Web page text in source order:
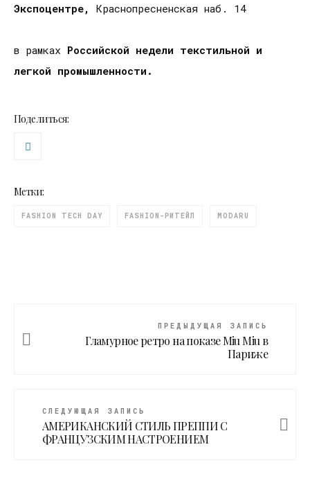
Экспоцентре, Краснопресненская наб. 14
в рамках Российской недели текстильной и
легкой промышленности.
Поделиться:
Метки:
FASHION TECH DAY FASHION-РИТЕЙЛ MODARU
ПРЕДЫДУЩАЯ ЗАПИСЬ
Гламурное ретро на показе Miu Miu в
Париже
СЛЕДУЮЩАЯ ЗАПИСЬ
АМЕРИКАНСКИЙ СТИЛЬ ПРЕППИ С
ФРАНЦУЗСКИМ НАСТРОЕНИЕМ